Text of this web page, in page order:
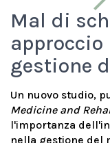
Mal di
gestione
Un nuovo studio,
Medicine and
l'importanza
nella gestione del